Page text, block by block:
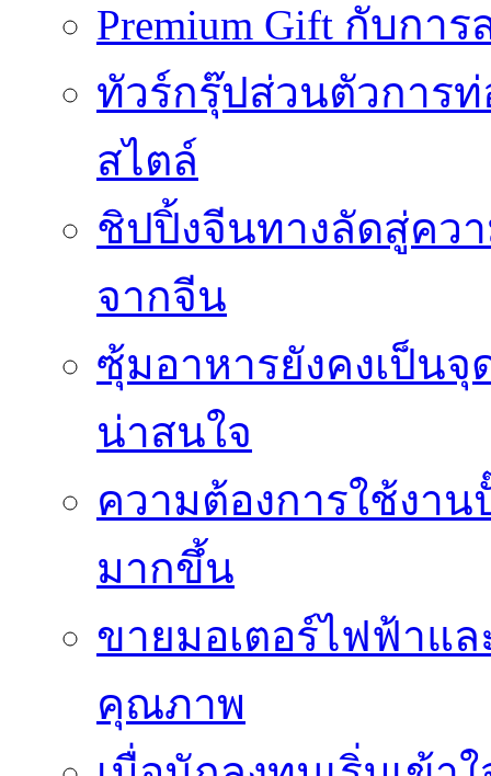
Premium Gift กับกา
ทัวร์กรุ๊ปส่วนตัวการ
สไตล์
ชิปปิ้งจีนทางลัดสู่คว
จากจีน
ซุ้มอาหารยังคงเป็น
น่าสนใจ
ความต้องการใช้งา
มากขึ้น
ขายมอเตอร์ไฟฟ้าแ
คุณภาพ